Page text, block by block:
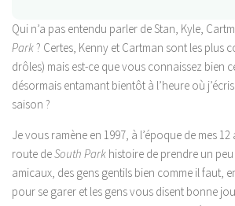
Qui n’a pas entendu parler de Stan, Kyle,
Park? Certes, Kenny et Cartman sont les plus
drôles) mais est-ce que vous connaissez bien
désormais entamant bientôt à l’heure où
saison ?
Je vous ramène en 1997, à l’époque de mes
route deSouth Park histoire de prendre un peu
amicaux, des gens gentils bien comme il faut,
pour se garer et les gens vous disent bonne